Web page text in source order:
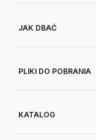
JAK DBAĆ
PLIKI DO POBRANIA
KATALOG